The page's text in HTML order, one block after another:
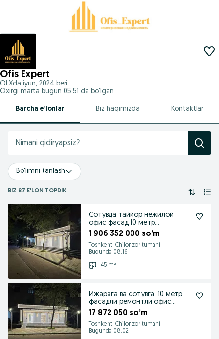
Ofis Expert
OLXda iyun, 2024 beri
Oxirgi marta bugun 05:51 da bo'lgan
Barcha e’lonlar Biz haqimizda Kontaktlar
Bo'limni tanlash
BIZ 87 E'LON TOPDIK
Сотувда таййор нежилой
офис фасад 10 метр
авторский ремонт
1 906 352 000 so’m
Toshkent, Chilonzor tumani
Bugunda 08:16
45 m²
Ижарага ва сотувга. 10 метр
фасадли ремонтли офис
нежилой
17 872 050 so’m
Toshkent, Chilonzor tumani
Bugunda 08:02